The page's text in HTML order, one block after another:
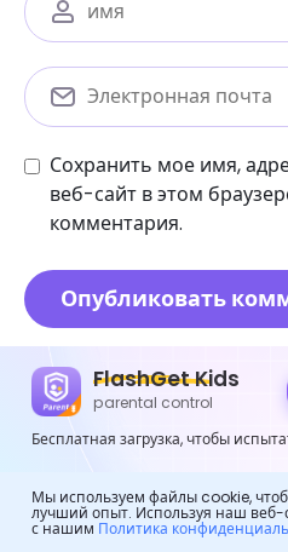
Сохранить мое имя,
веб-сайт в этом
комментария.
Родительский
Грязный разговор порно:
детей от вредного
Эффективные занятия по
FlashGet Kids
parental control
Бесплатная загрузка, чтобы
Мы используем файлы cookie,
лучший опыт. Используя наш веб-
с нашим Политика